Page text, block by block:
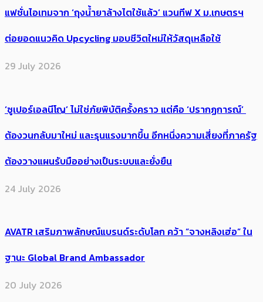
แฟชั่นไอเทมจาก ‘ถุงน้ำยาล้างไตใช้แล้ว’ แวนทีฟ X ม.เกษตรฯ
ต่อยอดแนวคิด Upcycling มอบชีวิตใหม่ให้วัสดุเหลือใช้
29 July 2026
‘ซูเปอร์เอลนีโญ’ ไม่ใช่ภัยพิบัติครั้งคราว แต่คือ ‘ปรากฏการณ์’ ​
ต้อง​วนกลับมาใหม่ และรุนแรงมากขึ้น อีกหนึ่งความเสี่ยงที่ภาครัฐ
ต้องวางแผนรับมืออย่างเป็นระบบและยั่งยืน
24 July 2026
AVATR เสริมภาพลักษณ์แบรนด์ระดับโลก คว้า “จางหลิงเฮ่อ” ใน
ฐานะ Global Brand Ambassador
20 July 2026